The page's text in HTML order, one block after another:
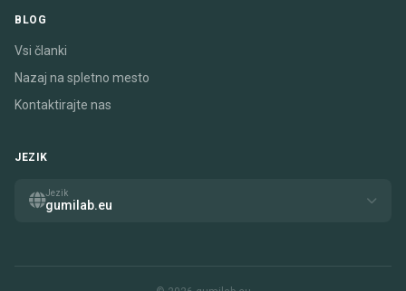
BLOG
Vsi članki
Nazaj na spletno mesto
Kontaktirajte nas
JEZIK
Jezik
gumilab.eu